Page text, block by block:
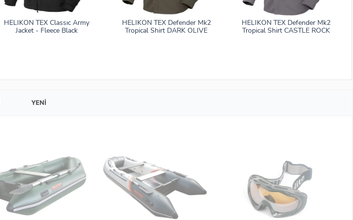
HELIKON TEX Classıc Army
Jacket - Fleece Black
HELIKON TEX Defender Mk2
Tropical Shirt DARK OLIVE
HELIKON TEX Defender Mk2
Tropical Shirt CASTLE ROCK
YENI